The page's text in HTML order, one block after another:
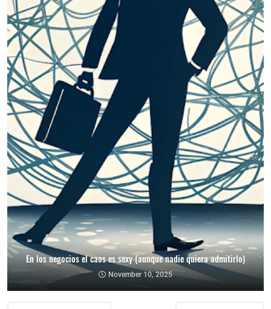
En los negocios el caos es sexy (aunque nadie quiera admitirlo)
November 10, 2025